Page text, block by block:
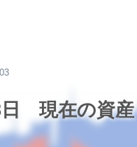
日 現在の資産